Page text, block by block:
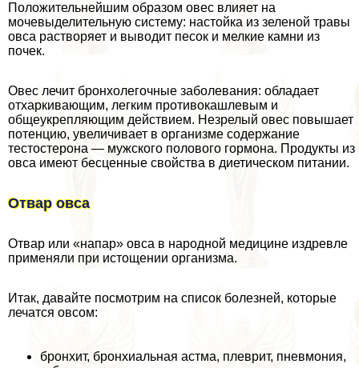
Положительнейшим образом овес влияет на
мочевыделительную систему: настойка из зеленой травы
овса растворяет и выводит песок и мелкие камни из
почек.
Овес лечит бронхолегочные заболевания: обладает
отхаркивающим, легким противокашлевым и
общеукрепляющим действием. Незрелый овес повышает
потенцию, увеличивает в организме содержание
тестостерона — мужского пoлoвoго гормона. Продукты из
овса имеют бесценные свойства в диетическом питании.
Отвар овса
Отвар или «напар» овса в народной медицине издревле
применяли при истощении организма.
Итак, давайте посмотрим на список болезней, которые
лечатся овсом:
бронхит, бронхиальная астма, плеврит, пневмония,